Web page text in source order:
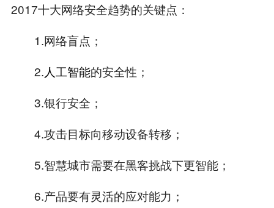
2017十大网络安全趋势的关键点：
1.网络盲点；
2.人工智能的安全性；
3.银行安全；
4.攻击目标向移动设备转移；
5.智慧城市需要在黑客挑战下更智能；
6.产品要有灵活的应对能力；